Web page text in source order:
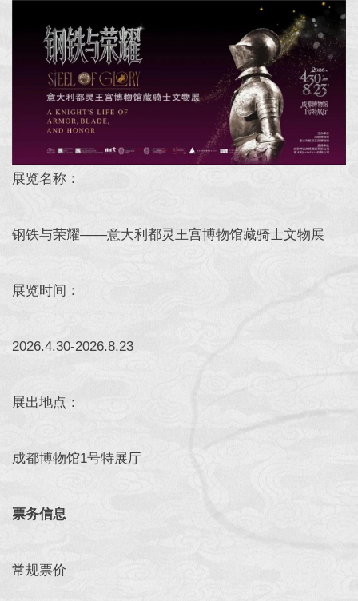
展览名称：
钢铁与荣耀——意大利都灵王宫博物馆藏骑士文物展
展览时间：
2026.4.30-2026.8.23
展出地点：
成都博物馆1号特展厅
票务信息
常规票价